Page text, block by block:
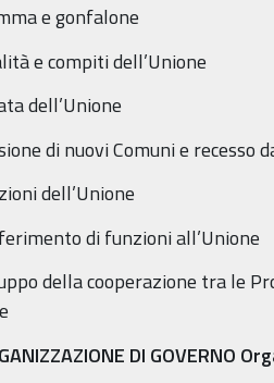
e gonfalone
e compiti dell’Unione
dell’Unione
di nuovi Comuni e recesso
dell’Unione
di funzioni all’Unione
della cooperazione tra le
DI GOVERNO